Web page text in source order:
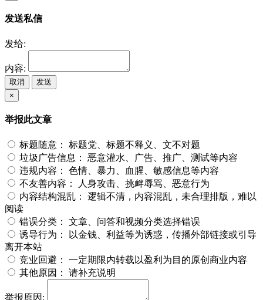
发送私信
发给:
内容:
取消
发送
×
举报此文章
标题随意： 标题党、标题不释义、文不对题
垃圾广告信息： 恶意灌水、广告、推广、测试等内容
违规内容： 色情、暴力、血腥、敏感信息等内容
不友善内容：
人身攻击、挑衅辱骂、恶意行为
内容结构混乱： 逻辑不清，内容混乱，未合理排版，难以
阅读
错误分类： 文章、问答和视频分类选择错误
诱导行为：
以金钱、利益等为诱惑，传播外部链接或引导
离开本站
竞业回避： 一定期限内转载以盈利为目的原创商业内容
其他原因： 请补充说明
举报原因: